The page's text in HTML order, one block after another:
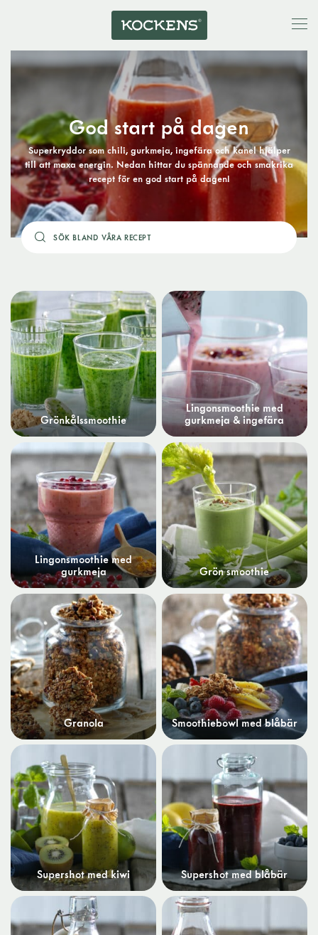
God start på dagen
Superkryddor som chili, gurkmeja, ingefära och kanel hjälper
till att maxa energin. Nedan hittar du spännande och smakrika
recept för en god start på dagen!
Grönkålssmoothie
Lingonsmoothie med
gurkmeja & ingefära
Lingonsmoothie med
gurkmeja
Grön smoothie
Granola Smoothiebowl med blåbär
Supershot med kiwi Supershot med blåbär